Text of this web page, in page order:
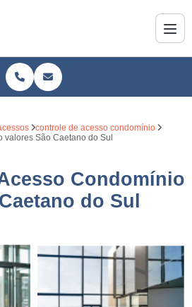
controle de acesso condomínio
São Caetano do Sul
Condomínio
do Sul